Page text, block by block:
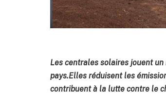
Les centrales solaires jouent
pays.Elles réduisent les
contribuent à la lutte contre le